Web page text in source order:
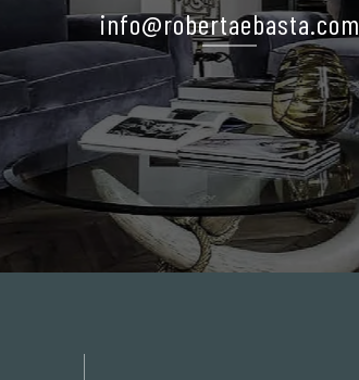
info@robertaebasta.com